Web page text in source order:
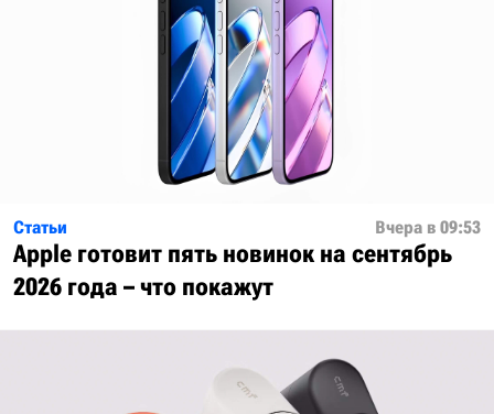
Статьи Вчера в 09:53
Apple готовит пять новинок на сентябрь
2026 года – что покажут